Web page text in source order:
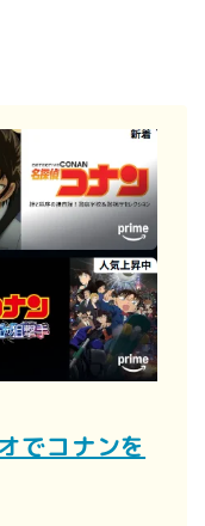
でコナンを